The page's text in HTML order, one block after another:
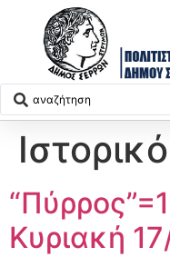
Ιστορικό
Κυριακή